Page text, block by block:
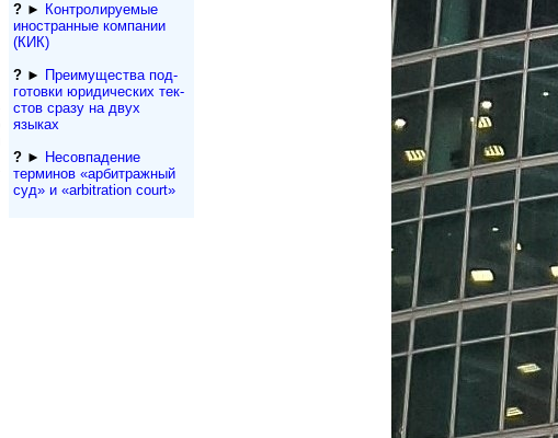
?► Контролируемые
иностранные компании
(КИК)
?► Преимущества под­
гото­вки юри­ди­чес­ких тек­
с­тов сразу на двух
языках
?► Несовпадение
терминов «арбитражный
суд» и «arbitration court»